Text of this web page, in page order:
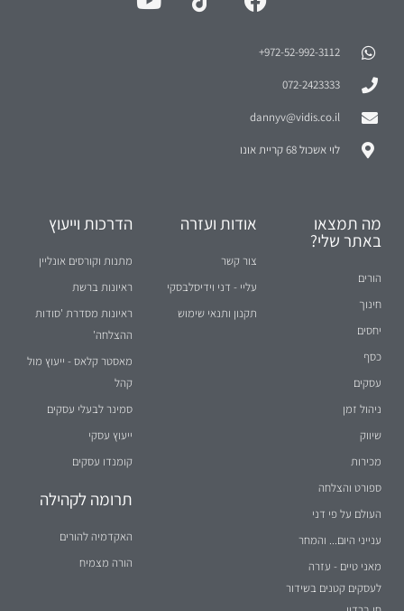
972-52-992-3112⁩+
072-2423333
dannyv@vidis.co.il
לוי אשכול 68 קריית אונו
מה תמצאו
באתר שלי?
הורים
חינוך
יחסים
כסף
עסקים
ניהול זמן
שיווק
מכירות
ספורט והצלחה
העולם על פי דני
ענייני היום... והמחר
מאני טיים - עזרה
לעסקים קטנים בשידור
אודות ועזרה
צור קשר
עליי - דני וידיסלבסקי
תקנון ותנאי שימוש
הדרכות וייעוץ
מתנות וקורסים אונליין
ראיונות ברשת
ראיונות מסדרת 'סודות
ההצלחה'
מאסטר קלאס - ייעוץ מול
קהל
סמינר לבעלי עסקים
ייעוץ עסקי
קומנדו עסקים
תרומה לקהילה
האקדמיה להורים
הורה מצמיח